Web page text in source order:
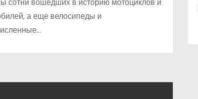
а еще велосипеды и